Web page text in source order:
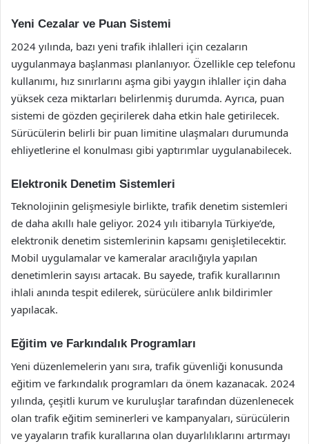
Yeni Cezalar ve Puan Sistemi
2024 yılında, bazı yeni trafik ihlalleri için cezaların
uygulanmaya başlanması planlanıyor. Özellikle cep telefonu
kullanımı, hız sınırlarını aşma gibi yaygın ihlaller için daha
yüksek ceza miktarları belirlenmiş durumda. Ayrıca, puan
sistemi de gözden geçirilerek daha etkin hale getirilecek.
Sürücülerin belirli bir puan limitine ulaşmaları durumunda
ehliyetlerine el konulması gibi yaptırımlar uygulanabilecek.
Elektronik Denetim Sistemleri
Teknolojinin gelişmesiyle birlikte, trafik denetim sistemleri
de daha akıllı hale geliyor. 2024 yılı itibarıyla Türkiye’de,
elektronik denetim sistemlerinin kapsamı genişletilecektir.
Mobil uygulamalar ve kameralar aracılığıyla yapılan
denetimlerin sayısı artacak. Bu sayede, trafik kurallarının
ihlali anında tespit edilerek, sürücülere anlık bildirimler
yapılacak.
Eğitim ve Farkındalık Programları
Yeni düzenlemelerin yanı sıra, trafik güvenliği konusunda
eğitim ve farkındalık programları da önem kazanacak. 2024
yılında, çeşitli kurum ve kuruluşlar tarafından düzenlenecek
olan trafik eğitim seminerleri ve kampanyaları, sürücülerin
ve yayaların trafik kurallarına olan duyarlılıklarını artırmayı